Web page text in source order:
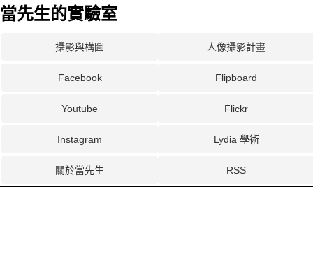
當先生的實驗室
攝影與構圖 人像攝影計畫
Facebook Flipboard
Youtube Flickr
Instagram Lydia 學術
關於當先生 RSS